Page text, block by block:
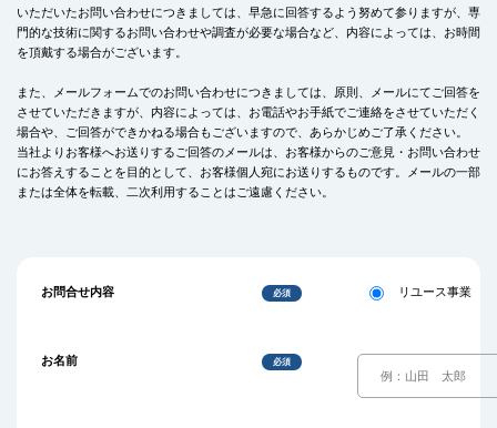
いただいたお問い合わせにつきましては、早急に回答するよう努めて参りますが、専
門的な技術に関するお問い合わせや調査が必要な場合など、内容によっては、お時間
を頂戴する場合がございます。
また、メールフォームでのお問い合わせにつきましては、原則、メールにてご回答を
させていただきますが、内容によっては、お電話やお手紙でご連絡をさせていただく
場合や、ご回答ができかねる場合もございますので、あらかじめご了承ください。
当社よりお客様へお送りするご回答のメールは、お客様からのご意見・お問い合わせ
にお答えすることを目的として、お客様個人宛にお送りするものです。メールの一部
または全体を転載、二次利用することはご遠慮ください。
お問合せ内容 必須 リユース事業
お名前 必須